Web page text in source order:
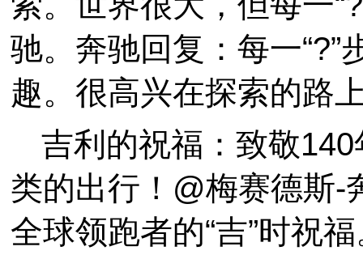
驰。奔驰回复：每一
趣。很高兴在探索的路
吉利的祝福：致敬
类的出行！@梅赛德斯-
全球领跑者的“吉”时祝